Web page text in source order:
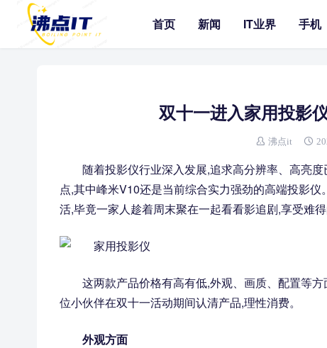
首页 新闻 IT业界 手机
双十一进入家用投影
沸点it
随着投影仪行业深入发展,追求高分辨率、高亮
点,其中峰米V10还是当前综合实力强劲的高端投影
活,毕竟一家人趁着周末聚在一起看看影追剧,享受难得
这两款产品价格有高有低,外观、画质、配置等
位小伙伴在双十一活动期间认清产品,理性消费。
外观方面